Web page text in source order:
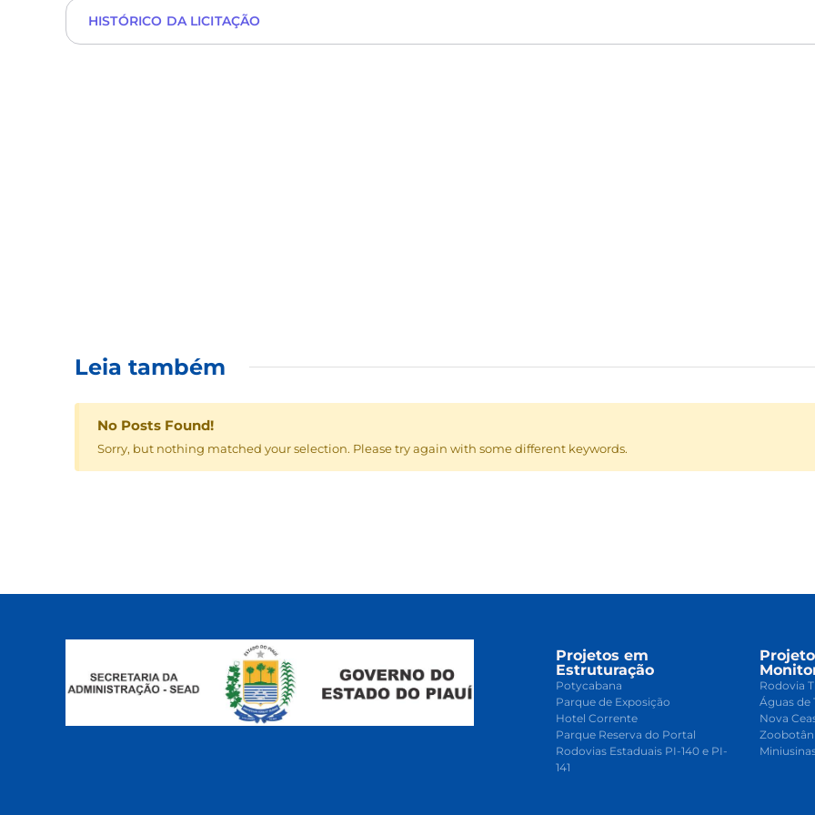
HISTÓRICO DA LICITAÇÃO
Leia também
No Posts Found!
Sorry, but nothing matched your selection. Please try again with some different keywords.
Projetos em
Estruturação
Potycabana
Parque de Exposição
Hotel Corrente
Parque Reserva do Portal
Rodovias Estaduais PI-140 e PI-
141
Rodovia
Águas de
Nova